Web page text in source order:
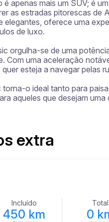
apenas mais um SUV; é
as estradas pitorescas de
elegantes, oferece uma
de luxo.
orgulha-se de uma
Com uma aceleração
esteja a navegar pelas
o ideal tanto para
aqueles que desejam
extra
Incluído
450 km
Total
0